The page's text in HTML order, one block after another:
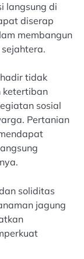
langsung di
diserap
membangun
tidak
ketertiban
sosial
Pertanian
soliditas
jagung